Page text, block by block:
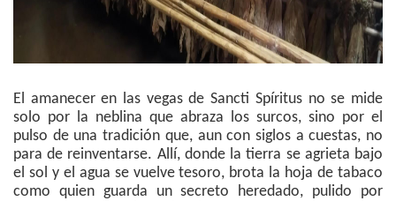
El amanecer en las vegas de Sancti Spíritus no se mide
solo por la neblina que abraza los surcos, sino por el
pulso de una tradición que, aun con siglos a cuestas, no
para de reinventarse. Allí, donde la tierra se agrieta bajo
el sol y el agua se vuelve tesoro, brota la hoja de tabaco
como quien guarda un secreto heredado, pulido por